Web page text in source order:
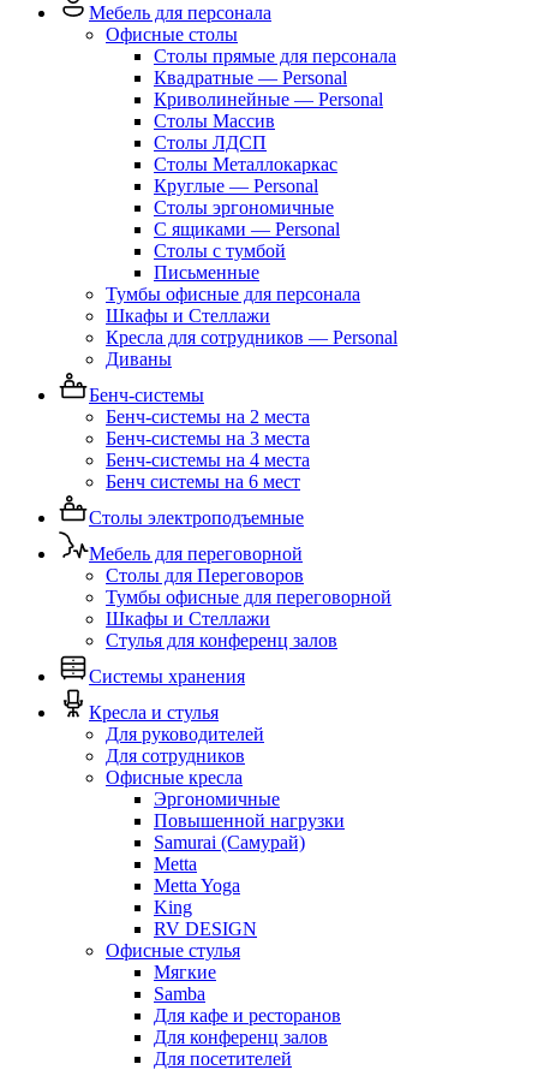
Мебель для персонала
Офисные столы
Столы прямые для персонала
Квадратные — Personal
Криволинейные — Personal
Столы Массив
Столы ЛДСП
Столы Металлокаркас
Круглые — Personal
Столы эргономичные
С ящиками — Personal
Столы с тумбой
Письменные
Тумбы офисные для персонала
Шкафы и Стеллажи
Кресла для сотрудников — Personal
Диваны
Бенч-системы
Бенч-системы на 2 места
Бенч-системы на 3 места
Бенч-системы на 4 места
Бенч системы на 6 мест
Столы электроподъемные
Мебель для переговорной
Столы для Переговоров
Тумбы офисные для переговорной
Шкафы и Стеллажи
Стулья для конференц залов
Системы хранения
Кресла и стулья
Для руководителей
Для сотрудников
Офисные кресла
Эргономичные
Повышенной нагрузки
Samurai (Самурай)
Metta
Metta Yoga
King
RV DESIGN
Офисные стулья
Мягкие
Samba
Для кафе и ресторанов
Для конференц залов
Для посетителей